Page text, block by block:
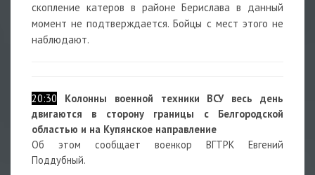
скопление катеров в районе Берислава в данный
момент не подтверждается. Бойцы с мест этого не
наблюдают.
20:30
Колонны военной техники ВСУ весь день
двигаются в сторону границы с Белгородской
областью и на Купянское направление
Об этом сообщает военкор ВГТРК Евгений
Поддубный.